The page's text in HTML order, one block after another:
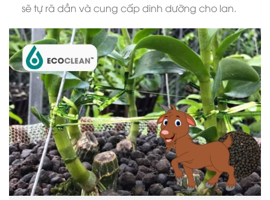
sẽ tự rã dần và cung cấp dinh dưỡng cho lan.